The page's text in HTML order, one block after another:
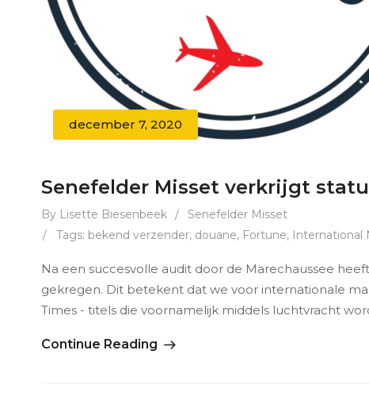
december 7, 2020
Senefelder Misset verkrijgt
By Lisette Biesenbeek /
Senefelder Misset
/
Tags: bekend verzender, douane, Fortune, International
Na een succesvolle audit door de Marechaussee
gekregen. Dit betekent dat we voor internationale
Times - titels die voornamelijk middels luchtvracht
Continue Reading